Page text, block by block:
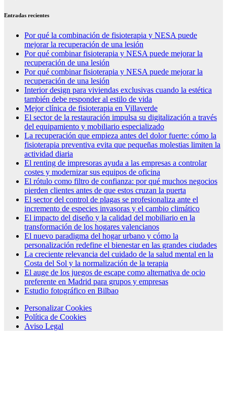
Entradas recientes
Por qué la combinación de fisioterapia y NESA puede
mejorar la recuperación de una lesión
Por qué combinar fisioterapia y NESA puede mejorar la
recuperación de una lesión
Por qué combinar fisioterapia y NESA puede mejorar la
recuperación de una lesión
Interior design para viviendas exclusivas cuando la estética
también debe responder al estilo de vida
Mejor clínica de fisioterapia en Villaverde
El sector de la restauración impulsa su digitalización a través
del equipamiento y mobiliario especializado
La recuperación que empieza antes del dolor fuerte: cómo la
fisioterapia preventiva evita que pequeñas molestias limiten la
actividad diaria
El renting de impresoras ayuda a las empresas a controlar
costes y modernizar sus equipos de oficina
El rótulo como filtro de confianza: por qué muchos negocios
pierden clientes antes de que estos cruzan la puerta
El sector del control de plagas se profesionaliza ante el
incremento de especies invasoras y el cambio climático
El impacto del diseño y la calidad del mobiliario en la
transformación de los hogares valencianos
El nuevo paradigma del hogar urbano y cómo la
personalización redefine el bienestar en las grandes ciudades
La creciente relevancia del cuidado de la salud mental en la
Costa del Sol y la normalización de la terapia
El auge de los juegos de escape como alternativa de ocio
preferente en Madrid para grupos y empresas
Estudio fotográfico en Bilbao
Personalizar Cookies
Política de Cookies
Aviso Legal